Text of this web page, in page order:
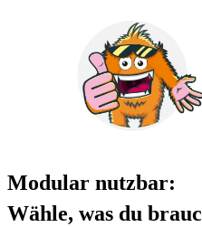
Modular nutzbar:
Wähle, was du